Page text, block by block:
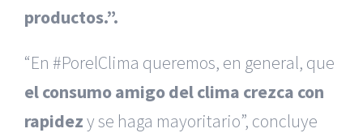
productos.”.
“En #PorelClima queremos, en general, que
el consumo amigo del clima crezca con
rapidezy se haga mayoritario”, concluye